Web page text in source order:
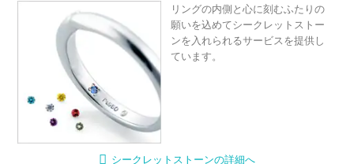
リングの内側と心に刻むふたりの
願いを込めてシークレットストー
ンを入れられるサービスを提供し
ています。
シークレットストーンの詳細へ